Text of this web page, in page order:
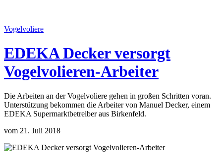
Vogelvoliere
EDEKA Decker versorgt
Vogelvolieren-Arbeiter
Die Arbeiten an der Vogelvoliere gehen in großen Schritten voran.
Unterstützung bekommen die Arbeiter von Manuel Decker, einem
EDEKA Supermarktbetreiber aus Birkenfeld.
vom 21. Juli 2018